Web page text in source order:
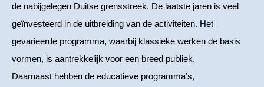
de nabijgelegen Duitse grensstreek. De laatste jaren is veel
geïnvesteerd in de uitbreiding van de activiteiten. Het
gevarieerde programma, waarbij klassieke werken de basis
vormen, is aantrekkelijk voor een breed publiek.
Daarnaast hebben de educatieve programma’s,